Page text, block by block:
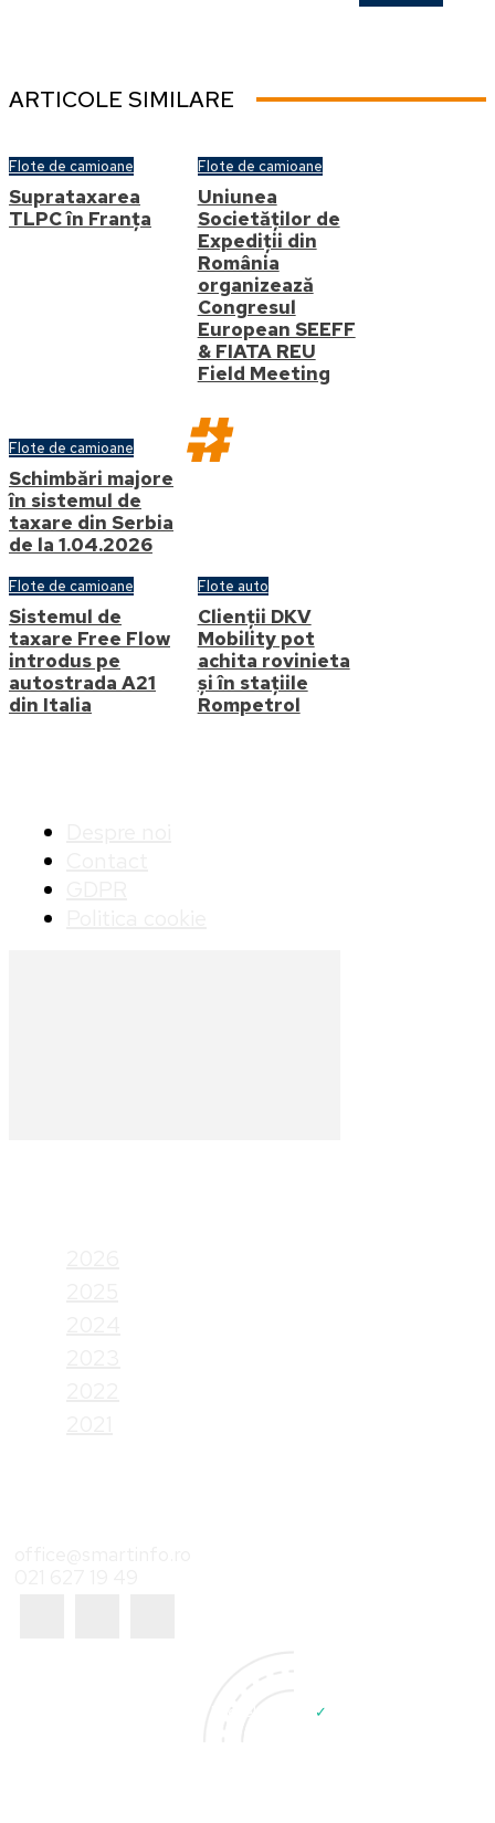
ARTICOLE SIMILARE
Flote de camioane
Suprataxarea
TLPC în Franța
Flote de camioane
Uniunea
Societăților de
Expediții din
România
organizează
Congresul
European SEEFF
& FIATA REU
Field Meeting
Flote de camioane
Schimbări majore
în sistemul de
taxare din Serbia
de la 1.04.2026
Flote de camioane
Sistemul de
taxare Free Flow
introdus pe
autostrada A21
din Italia
Flote auto
Clienții DKV
Mobility pot
achita rovinieta
și în stațiile
Rompetrol
✓